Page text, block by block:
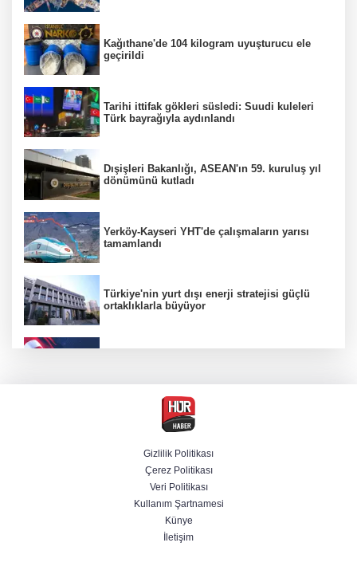
Kağıthane'de 104 kilogram uyuşturucu ele
geçirildi
Tarihi ittifak gökleri süsledi: Suudi kuleleri
Türk bayrağıyla aydınlandı
Dışişleri Bakanlığı, ASEAN'ın 59. kuruluş yıl
dönümünü kutladı
Yerköy-Kayseri YHT'de çalışmaların yarısı
tamamlandı
Türkiye'nin yurt dışı enerji stratejisi güçlü
ortaklıklarla büyüyor
Terörsüz Türkiye yasa teklifi Komisyon'dan
Savunmada Mekke ittifakı! Caydırıcılık
şemsiyesi büyüdü
Şanlıurfa'da termometreler 47 dereceyi
Gizlilik Politikası
Çerez Politikası
Veri Politikası
Kullanım Şartnamesi
Künye
İletişim